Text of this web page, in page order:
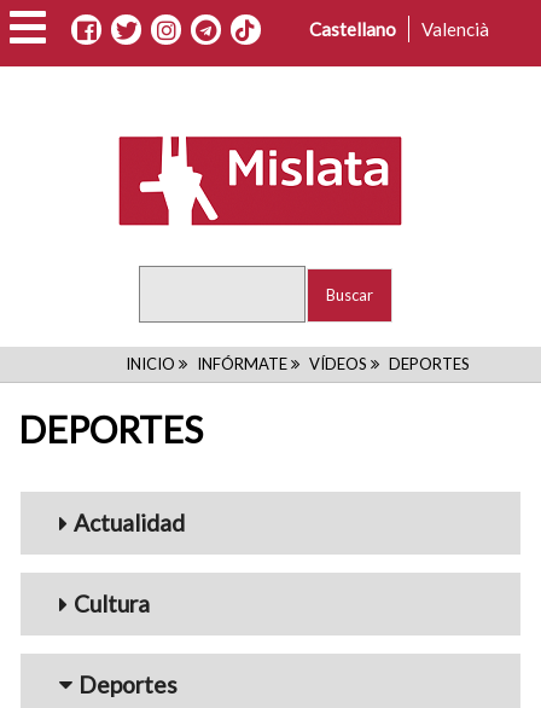
Pasar
al
contenido
Castellano Valencià
RUTA
INICIO INFÓRMATE VÍDEOS DEPORTES
DEPORTES
Menu_Videos
Actualidad
Cultura
Deportes